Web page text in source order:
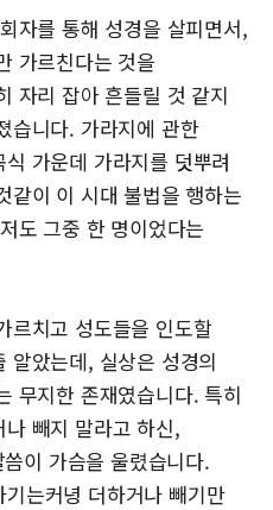
자를 통해 성경을 살피면서,
가르친다는 것을
자리 잡아 흔들릴 것 같지
습니다. 가라지에 관한
가운데 가라지를 덧뿌려
같이 이 시대 불법을 행하는
도 그중 한 명이었다는
르치고 성도들을 인도할
알았는데, 실상은 성경의
무지한 존재였습니다. 특히
빼지 말라고 하신,
이 가슴을 울렸습니다.
는커녕 더하거나 빼기만